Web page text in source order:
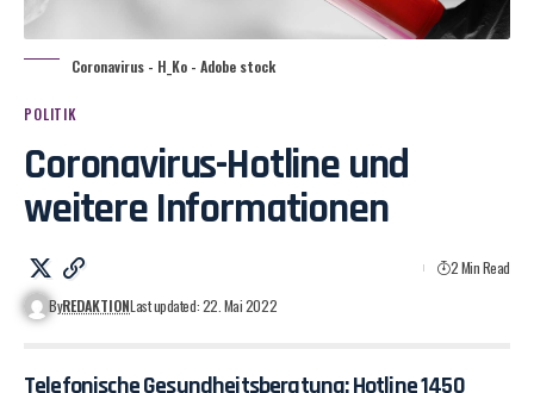
Coronavirus - H_Ko - Adobe stock
POLITIK
Coronavirus-Hotline und
weitere Informationen
ByREDAKTIONLast updated: 22. Mai 2022
2 Min Read
Telefonische Gesundheitsberatung:Hotline 1450